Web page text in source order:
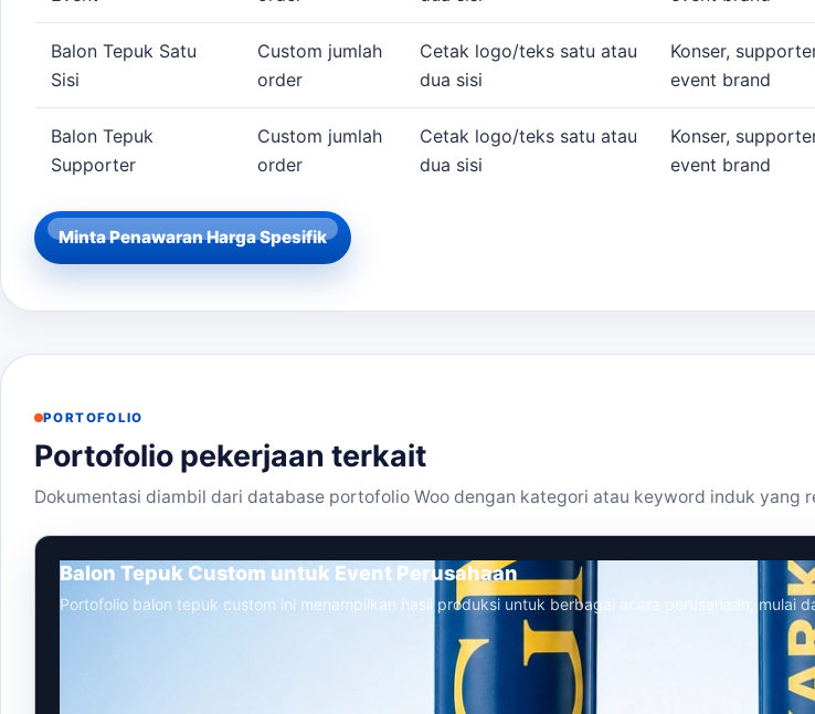
Balon Tepuk Satu
Sisi
Custom jumlah
order
Cetak logo/teks satu atau
dua sisi
Konser,
event brand
Balon Tepuk
Supporter
Custom jumlah
order
Cetak logo/teks satu atau
dua sisi
Konser,
event brand
Minta Penawaran Harga Spesifik
PORTOFOLIO
Portofolio pekerjaan terkait
Dokumentasi diambil dari database portofolio Woo dengan kategori atau keyword induk yang
Balon Tepuk Custom untuk Event Perusahaan
Portofolio balon tepuk custom ini menampilkan hasil produksi untuk berbagai acara perusahaan, mulai